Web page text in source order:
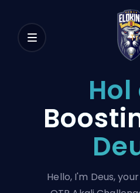
Hello, I'm Deus,